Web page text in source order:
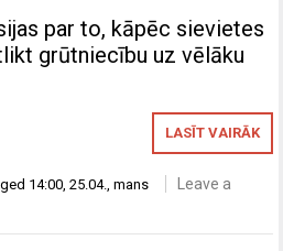
par to, kāpēc sievietes
grūtniecību uz vēlāku
LASĪT VAIRĀK
14:00,25.04.,mans
Leave a